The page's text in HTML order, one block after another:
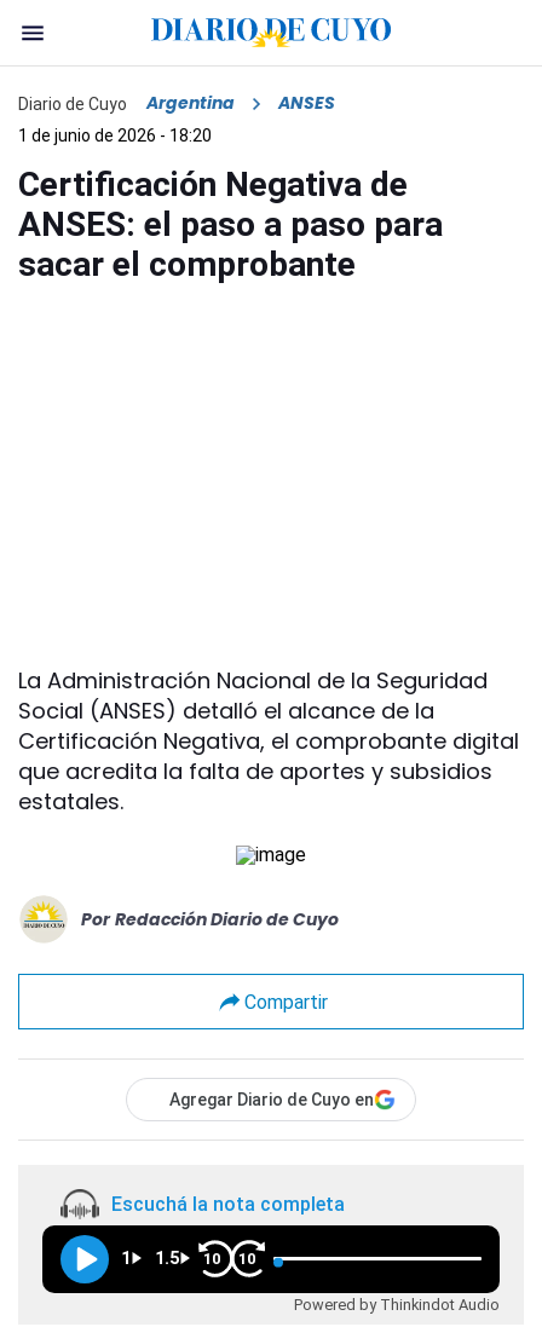
Diario de Cuyo Argentina ANSES
1 de junio de 2026 - 18:20
Certificación Negativa de
ANSES: el paso a paso para
sacar el comprobante
La Administración Nacional de la Seguridad
Social (ANSES) detalló el alcance de la
Certificación Negativa, el comprobante digital
que acredita la falta de aportes y subsidios
estatales.
Por Redacción Diario de Cuyo
Compartir
Agregar Diario de Cuyo en
Escuchá la nota completa
1 1.5 10 10
Powered by Thinkindot Audio